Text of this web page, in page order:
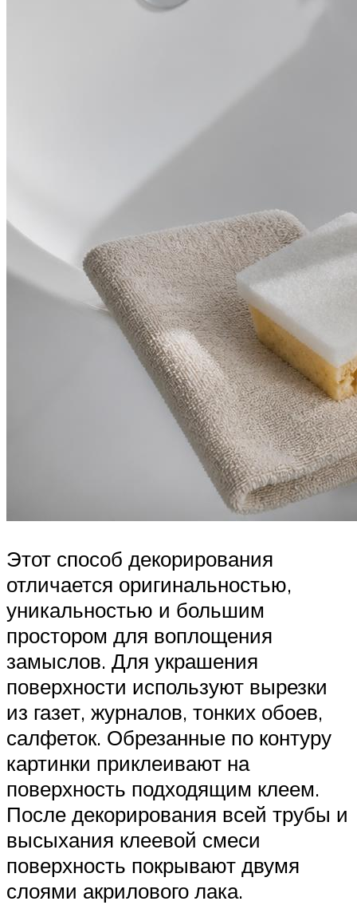
Этот способ декорирования
отличается оригинальностью,
уникальностью и большим
простором для воплощения
замыслов. Для украшения
поверхности используют вырезки
из газет, журналов, тонких обоев,
салфеток. Обрезанные по контуру
картинки приклеивают на
поверхность подходящим клеем.
После декорирования всей трубы и
высыхания клеевой смеси
поверхность покрывают двумя
слоями акрилового лака.